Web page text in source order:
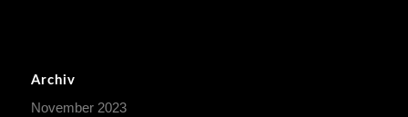
Archiv
November 2023